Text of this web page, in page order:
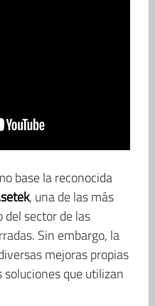
base la reconocida
, una de las más
sector de las
Sin embargo, la
mejoras propias
que utilizan